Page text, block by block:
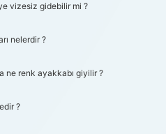
vizesiz gidebilir mi ?
nelerdir ?
ne renk ayakkabı giyilir ?
?